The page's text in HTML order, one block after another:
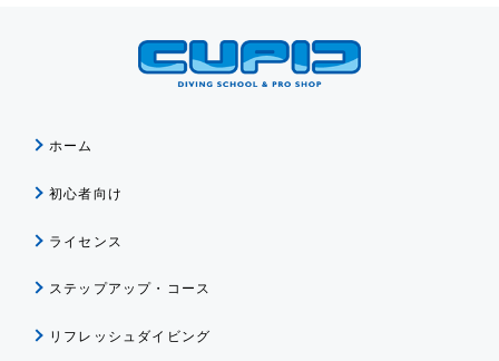
ホーム
初心者向け
ライセンス
ステップアップ・コース
リフレッシュダイビング